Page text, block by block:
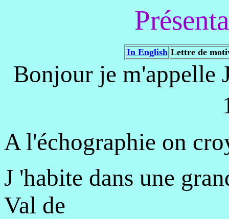
In English Lettre de
Bonjour je m'appelle
A l'échographie on
J 'habite dans une
Val de